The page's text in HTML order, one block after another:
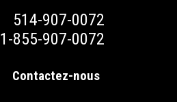
514-907-0072
1-855-907-0072
Contactez-nous